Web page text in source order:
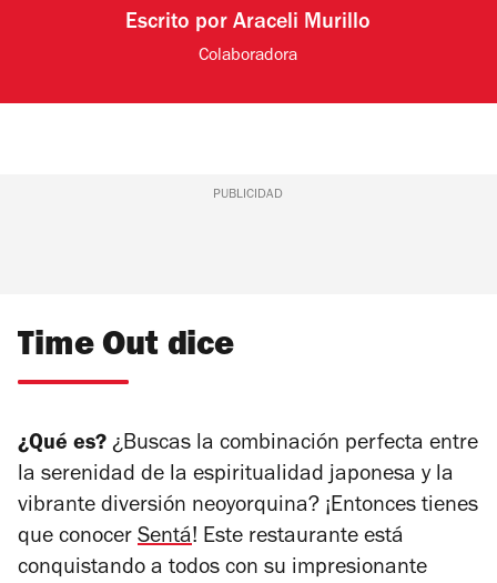
Escrito porAraceli Murillo
Colaboradora
PUBLICIDAD
Time Out dice
¿Qué es? ¿Buscas la combinación perfecta entre
la serenidad de la espiritualidad japonesa y la
vibrante diversión neoyorquina? ¡Entonces tienes
que conocer Sentá! Este restaurante está
conquistando a todos con su impresionante